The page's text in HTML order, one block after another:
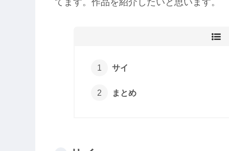
てます。作品を紹介したいと思います。
サイ
まとめ